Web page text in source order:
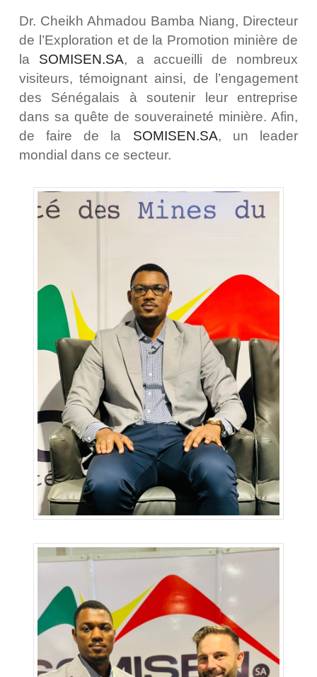
Dr. Cheikh Ahmadou Bamba Niang, Directeur
de l’Exploration et de la Promotion minière de
la SOMISEN.SA, a accueilli de nombreux
visiteurs, témoignant ainsi, de l’engagement
des Sénégalais à soutenir leur entreprise
dans sa quête de souveraineté minière. Afin,
de faire de la SOMISEN.SA, un leader
mondial dans ce secteur.